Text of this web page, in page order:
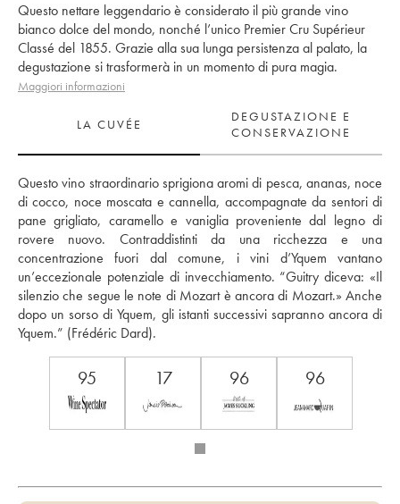
Questo nettare leggendario è considerato il più grande vino
bianco dolce del mondo, nonché l’unico Premier Cru Supérieur
Classé del 1855. Grazie alla sua lunga persistenza al palato, la
degustazione si trasformerà in un momento di pura magia.
Maggiori informazioni
LA CUVÉE
DEGUSTAZIONE E
CONSERVAZIONE
Questo vino straordinario sprigiona aromi di pesca, ananas, noce
di cocco, noce moscata e cannella, accompagnate da sentori di
pane grigliato, caramello e vaniglia proveniente dal legno di
rovere nuovo. Contraddistinti da una ricchezza e una
concentrazione fuori dal comune, i vini d’Yquem vantano
un’eccezionale potenziale di invecchiamento. “Guitry diceva: «Il
silenzio che segue le note di Mozart è ancora di Mozart.» Anche
dopo un sorso di Yquem, gli istanti successivi sapranno ancora di
Yquem.” (Frédéric Dard).
95 17 96 96